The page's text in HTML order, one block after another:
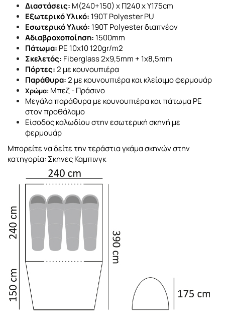
Διαστάσεις: Μ(240+150) x Π240 x Υ175cm
Εξωτερικό Υλικό: 190Τ Polyester PU
Εσωτερικό Υλικό: 190Τ Polyester διαπνέον
Αδιαβροχοποίηση: 1500mm
Πάτωμα: PE 10x10 120gr/m2
Σκελετός: Fiberglass 2x9,5mm + 1x8,5mm
Πόρτες:2 με κουνουπιέρα
Παράθυρα:2 με κουνουπιέρα και κλείσιμο φερμουάρ
Χρώμα: Μπεζ - Πράσινο
Μεγάλα παράθυρα με κουνουπιέρα και πάτωμα ΡΕ
στον προθάλαμο
Είσοδος καλωδίου στην εσωτερική σκηνή με
φερμουάρ
Μπορείτε να δείτε την τεράστια γκάμα σκηνών στην
κατηγορία: Σκηνες Καμπινγκ